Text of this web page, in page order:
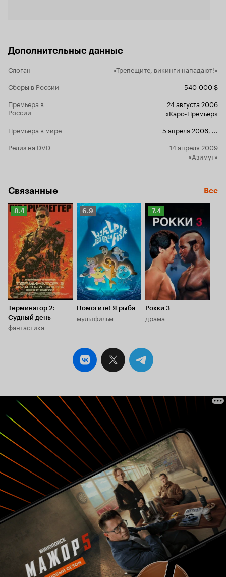
Дополнительные данные
Слоган
«Трепещите, викинги нападают!»
Сборы в России
540 000 $
Премьера в
России
24 августа 2006
«Каро-Премьер»
Премьера в мире
5 апреля 2006
Релиз на DVD
14 апреля 2009
«Азимут»
Связанные Все
Рейтинг
Кинопоиска
8.4
8.4
Терминатор 2:
Судный день
фантастика
Рейтинг
Кинопоиска
6.9
6.9
Помогите! Я рыба
мультфильм
Рейтинг
Кинопоиска
7.4
7.4
Рокки 3
драма